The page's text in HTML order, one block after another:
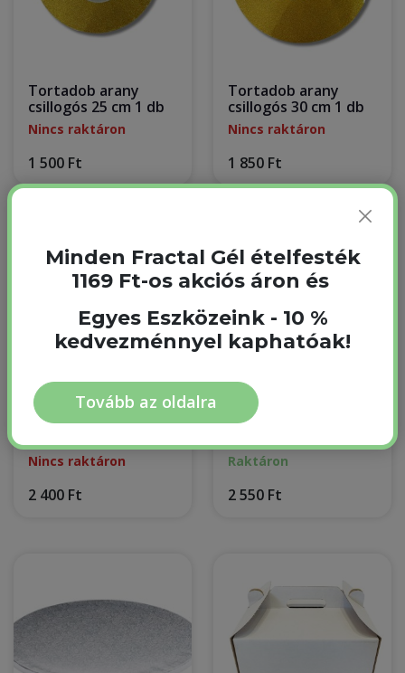
Tortadob arany
csillogós 25 cm 1 db
Nincs raktáron
1 500 Ft
Tortadob arany
csillogós 30 cm 1 db
Nincs raktáron
1 850 Ft
Tortadob ezüst 35
Nincs raktáron
2 400 Ft
Tortadob ezüst
Raktáron
2 550 Ft
Minden Fractal Gél ételfesték
1169 Ft-os akciós áron és
Egyes Eszközeink - 10 %
kedvezménnyel kaphatóak!
Tovább az oldalra